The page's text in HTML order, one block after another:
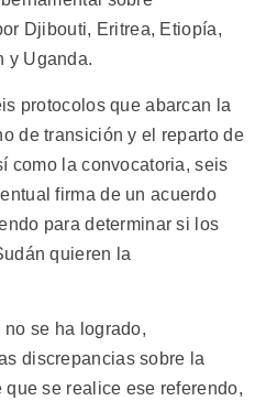
Djibouti, Eritrea, Etiopía,
y Uganda.
protocolos que abarcan la
de transición y el reparto de
como la convocatoria, seis
firma de un acuerdo
para determinar si los
quieren la
se ha logrado,
discrepancias sobre la
que se realice ese referendo,